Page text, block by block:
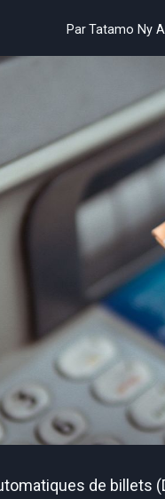
ParTatamo Ny
de billets